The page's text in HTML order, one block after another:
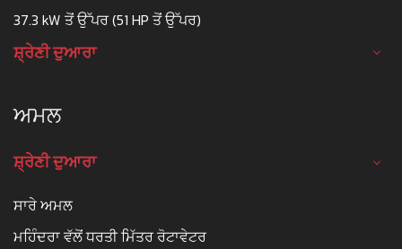
37.3 kW ਤੋਂ ਉੱਪਰ (51 HP ਤੋਂ ਉੱਪਰ)
ਸ਼੍ਰੇਣੀ ਦੁਆਰਾ
ਅਮਲ
ਸ਼੍ਰੇਣੀ ਦੁਆਰਾ
ਸਾਰੇ ਅਮਲ
ਮਹਿੰਦਰਾ ਵੱਲੋਂ ਧਰਤੀ ਮਿੱਤਰ ਰੋਟਾਵੇਟਰ